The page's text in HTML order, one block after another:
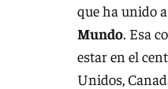
que ha unido
Mundo. Esa
estar en el
Unidos,